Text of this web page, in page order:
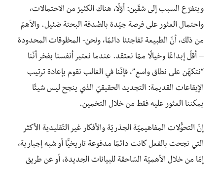
ويتفرّع السبب إلى شقّين: أوّلًا، هناك الكثيرُ من الاحتمالات،
واحتمال العثور على فرصة جيّدة بالصُدفة البحتة ضئيل. والأهمّ
من ذلك، أنّ الطبيعة تفاجئنا دائمًا، ونحن- المخلوقات المحدودة
– أقلّ إبداعًا وخيالًا ممّا نعتقد. عندما نعتبر أنفسنا بفخر أنّنا
“نتكهّن على نطاق واسع”، فإنّنا في الغالب نقوم بإعادة ترتيب
الإيقاعات القديمة: التجديد الحقيقيّ الذي ينجح ليس شيئًا
يمكننا العثور عليه فقط من خلال التخمين.
إنّ التحوُّلات المفاهيميّة الجذريّة والأفكار غير التّقليدية الأكثر
التي نجحت بالفعل كانت دائمًا مدفوعة تاريخيًّا أو شبه إجبارية،
إمّا من خلال الأهميّة السّاحقة للبيانات الجديدة، أو عن طريق